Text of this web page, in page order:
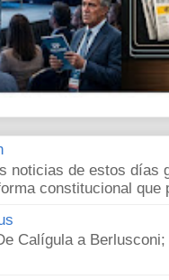
noticias de estos días
constitucional
Calígula a